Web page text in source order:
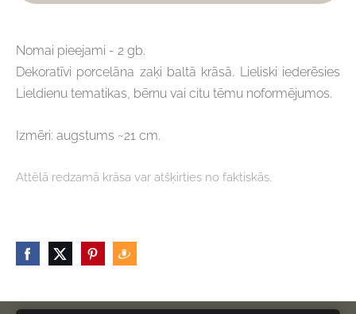
Nomai pieejami - 2 gb.
Dekoratīvi porcelāna zaķi baltā krāsā. Lieliski iederēsies
Lieldienu tematikas, bērnu vai citu tēmu noformējumos.
Izmēri: augstums ~21 cm.
Attēlā redzamā krāsa var atšķirties no faktiskās.